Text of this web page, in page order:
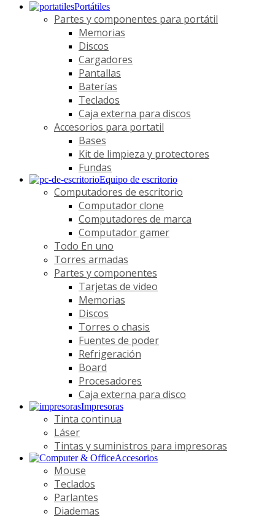
Portátiles
Partes y componentes para portátil
Memorias
Discos
Cargadores
Pantallas
Baterías
Teclados
Caja externa para discos
Accesorios para portatil
Bases
Kit de limpieza y protectores
Fundas
Equipo de escritorio
Computadores de escritorio
Computador clone
Computadores de marca
Computador gamer
Todo En uno
Torres armadas
Partes y componentes
Tarjetas de video
Memorias
Discos
Torres o chasis
Fuentes de poder
Refrigeración
Board
Procesadores
Caja externa para disco
Impresoras
Tinta continua
Láser
Tintas y suministros para impresoras
Accesorios
Mouse
Teclados
Parlantes
Diademas